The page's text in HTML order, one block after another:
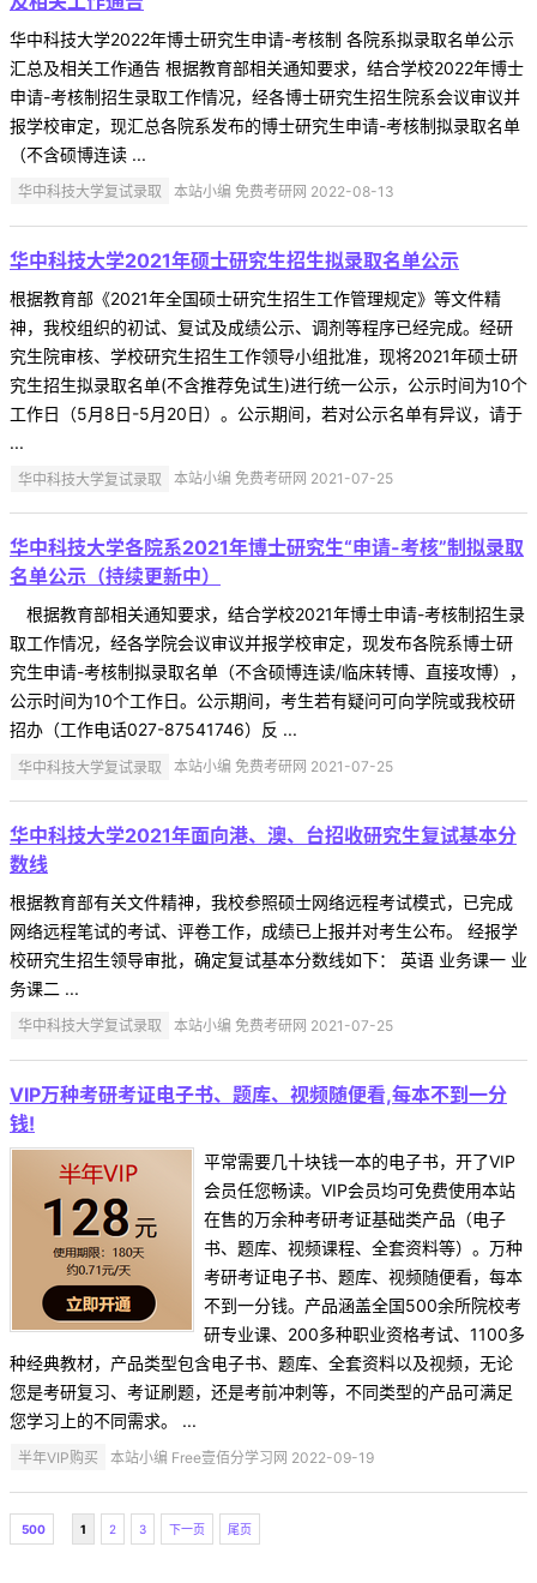
华中科技大学2022年博士研究生申请-考核制 各院系拟录取名单公示
汇总及相关工作通告 根据教育部相关通知要求，结合学校2022年博士
申请-考核制招生录取工作情况，经各博士研究生招生院系会议审议并
报学校审定，现汇总各院系发布的博士研究生申请-考核制拟录取名单
（不含硕博连读 ...
华中科技大学复试录取 本站小编 免费考研网 2022-08-13
华中科技大学2021年硕士研究生招生拟录取名单公示
根据教育部《2021年全国硕士研究生招生工作管理规定》等文件精
神，我校组织的初试、复试及成绩公示、调剂等程序已经完成。经研
究生院审核、学校研究生招生工作领导小组批准，现将2021年硕士研
究生招生拟录取名单(不含推荐免试生)进行统一公示，公示时间为10个
工作日（5月8日-5月20日）。公示期间，若对公示名单有异议，请于
...
华中科技大学复试录取 本站小编 免费考研网 2021-07-25
华中科技大学各院系2021年博士研究生“申请-考核”制拟录取
名单公示（持续更新中）
根据教育部相关通知要求，结合学校2021年博士申请-考核制招生录
取工作情况，经各学院会议审议并报学校审定，现发布各院系博士研
究生申请-考核制拟录取名单（不含硕博连读/临床转博、直接攻博），
公示时间为10个工作日。公示期间，考生若有疑问可向学院或我校研
招办（工作电话027-87541746）反 ...
华中科技大学复试录取 本站小编 免费考研网 2021-07-25
华中科技大学2021年面向港、澳、台招收研究生复试基本分
数线
根据教育部有关文件精神，我校参照硕士网络远程考试模式，已完成
网络远程笔试的考试、评卷工作，成绩已上报并对考生公布。 经报学
校研究生招生领导审批，确定复试基本分数线如下： 英语 业务课一 业
务课二 ...
华中科技大学复试录取 本站小编 免费考研网 2021-07-25
VIP万种考研考证电子书、题库、视频随便看,每本不到一分
钱!
平常需要几十块钱一本的电子书，开了VIP
会员任您畅读。VIP会员均可免费使用本站
在售的万余种考研考证基础类产品（电子
书、题库、视频课程、全套资料等）。万种
考研考证电子书、题库、视频随便看，每本
不到一分钱。产品涵盖全国500余所院校考
研专业课、200多种职业资格考试、1100多
种经典教材，产品类型包含电子书、题库、全套资料以及视频，无论
您是考研复习、考证刷题，还是考前冲刺等，不同类型的产品可满足
您学习上的不同需求。 ...
半年VIP购买 本站小编 Free壹佰分学习网 2022-09-19
500 1 2 3 下一页 尾页